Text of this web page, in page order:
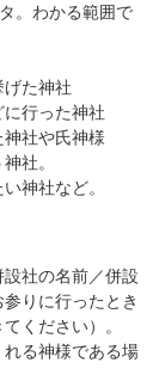
。わかる範囲で
げた神社
に行った神社
神社や氏神様
社。
神社など。
社の名前／併設
りに行ったとき
ください）。
る神様である場